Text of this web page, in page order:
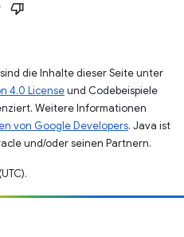
die Inhalte dieser Seite unter
4.0 Licenseund Codebeispiele
Weitere Informationen
von Google Developers. Java ist
und/oder seinen Partnern.